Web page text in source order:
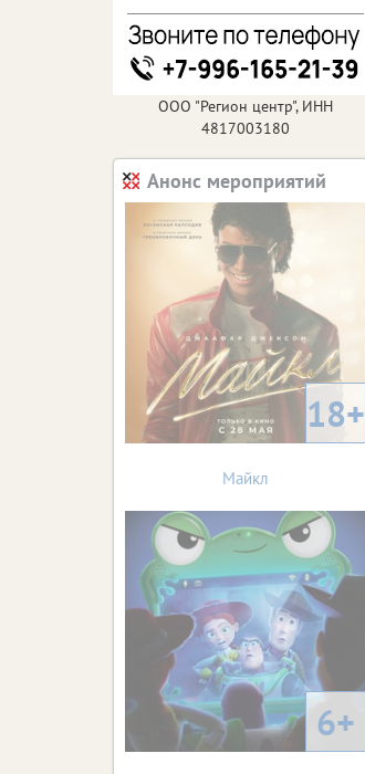
ООО "Регион центр", ИНН
4817003180
Анонс мероприятий
18+
Майкл
6+